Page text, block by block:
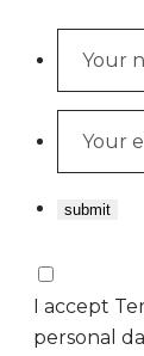
I accept
personal